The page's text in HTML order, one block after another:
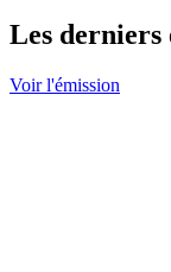
Les derniers
Voir l'émission